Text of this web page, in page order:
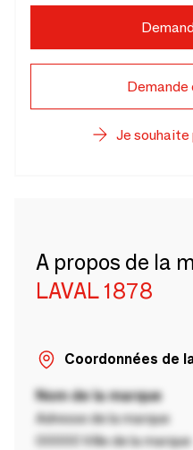
Demande
Je souhaite
A propos de la
LAVAL 1878
Coordonnées de
Nom de la marque
Adresse de la marque
00000 Ville de la marque